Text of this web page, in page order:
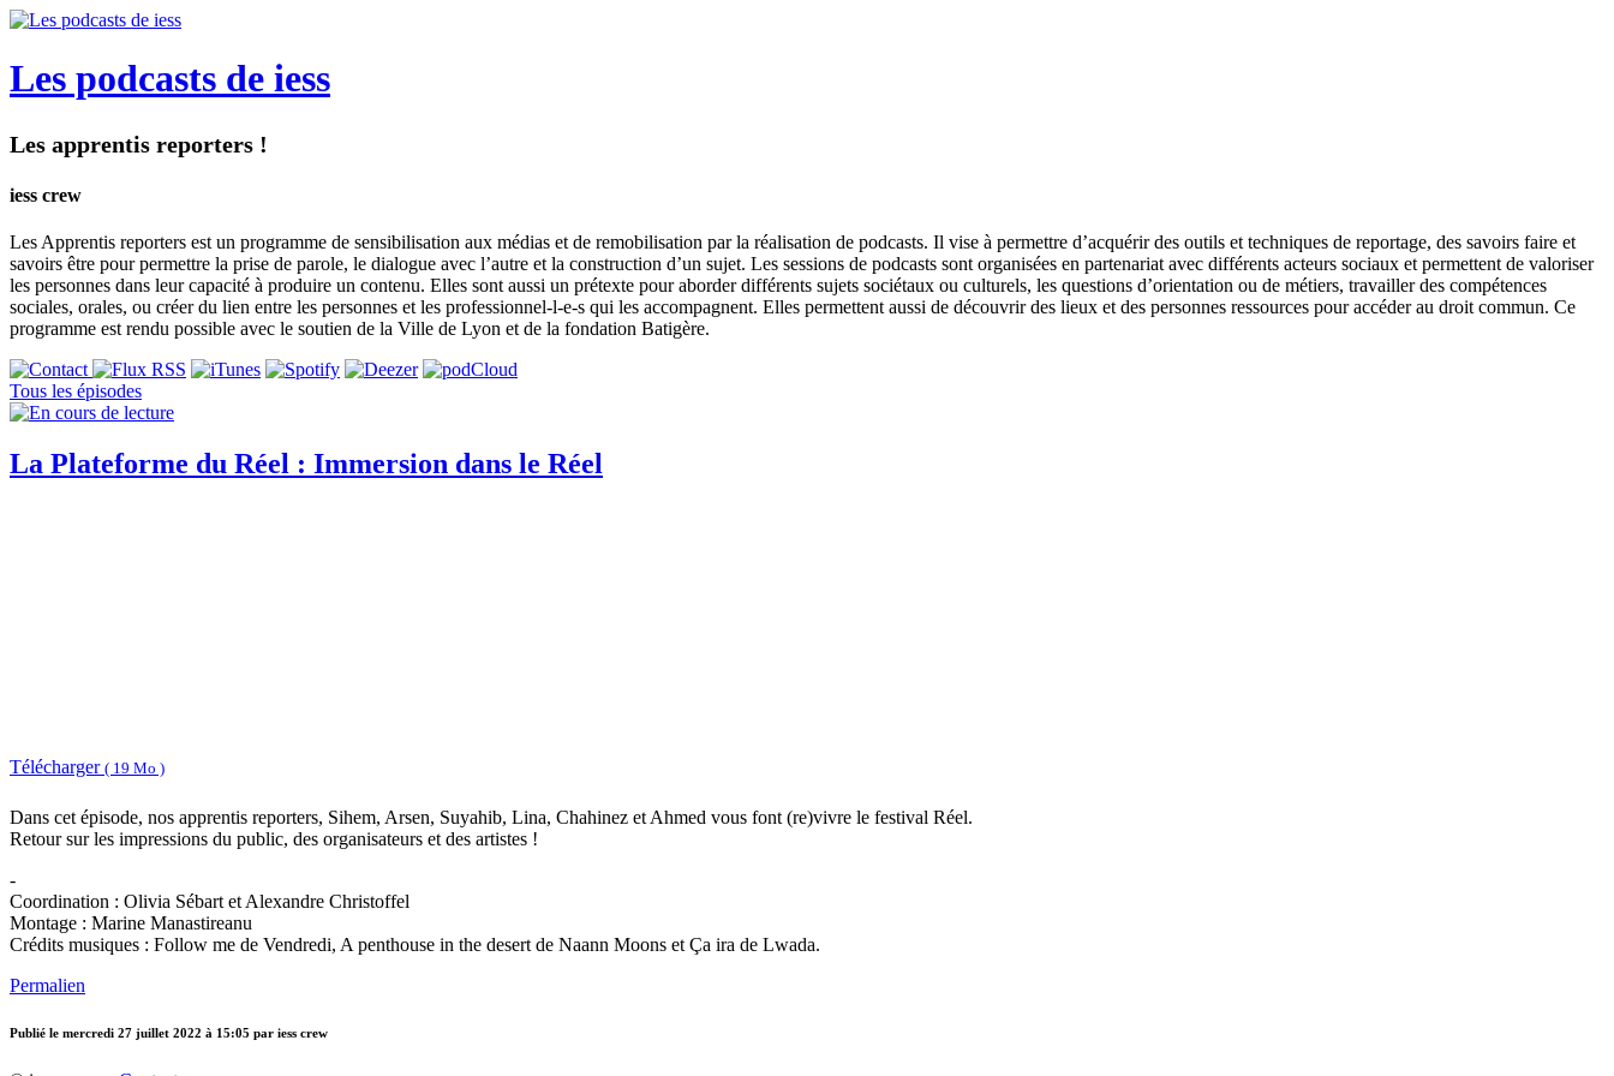
Les podcasts de iess
Les apprentis reporters !
iess crew
Les Apprentis reporters est un programme de sensibilisation aux médias et de remobilisation par la réalisation de podcasts. Il vise à permettre d’acquérir des outils et techniques de reportage, des savoirs faire et
savoirs être pour permettre la prise de parole, le dialogue avec l’autre et la construction d’un sujet. Les sessions de podcasts sont organisées en partenariat avec différents acteurs sociaux et permettent de valoriser
les personnes dans leur capacité à produire un contenu. Elles sont aussi un prétexte pour aborder différents sujets sociétaux ou culturels, les questions d’orientation ou de métiers, travailler des compétences
sociales, orales, ou créer du lien entre les personnes et les professionnel-l-e-s qui les accompagnent. Elles permettent aussi de découvrir des lieux et des personnes ressources pour accéder au droit commun. Ce
programme est rendu possible avec le soutien de la Ville de Lyon et de la fondation Batigère.
Tous les épisodes
La Plateforme du Réel : Immersion dans le Réel
Télécharger ( 19 Mo )
Dans cet épisode, nos apprentis reporters, Sihem, Arsen, Suyahib, Lina, Chahinez et Ahmed vous font (re)vivre le festival Réel.
Retour sur les impressions du public, des organisateurs et des artistes !
-
Coordination : Olivia Sébart et Alexandre Christoffel
Montage : Marine Manastireanu
Crédits musiques : Follow me de Vendredi, A penthouse in the desert de Naann Moons et Ça ira de Lwada.
Permalien
Publié le mercredi 27 juillet 2022 à 15:05 par iess crew